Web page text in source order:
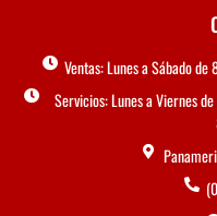
Ventas: Lunes a Sábado
Servicios: Lunes a Viernes